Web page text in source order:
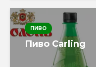
ПИВО
Пиво Carling